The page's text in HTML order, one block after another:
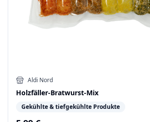
Aldi Nord
Holzfäller-Bratwurst-Mix
Gekühlte & tiefgekühlte Produkte